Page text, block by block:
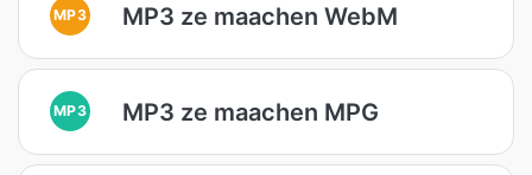
MP3 MP3 ze maachen WebM
MP3 MP3 ze maachen MPG